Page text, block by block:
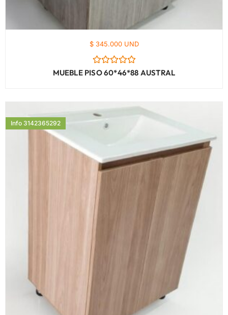
$ 345.000 UND
Valorado
con
MUEBLE PISO 60*46*88 AUSTRAL
Info 3142365292